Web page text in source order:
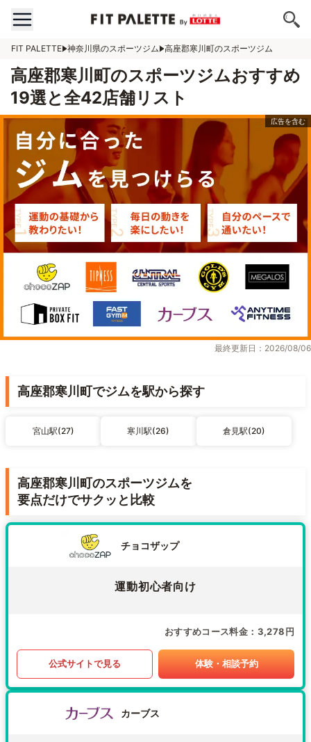
FIT PALETTE 神奈川県のスポーツジム 高座郡寒川町のスポーツジム
高座郡寒川町のスポーツジムおすすめ
19選と全42店舗リスト
最終更新日：2026/08/06
高座郡寒川町でジムを駅から探す
宮山駅(27) 寒川駅(26) 倉見駅(20)
高座郡寒川町のスポーツジムを
要点だけでサクッと比較
チョコザップ
運動初心者向け
おすすめコース料金 3,278円
公式サイトで見る 体験・相談予約
カーブス